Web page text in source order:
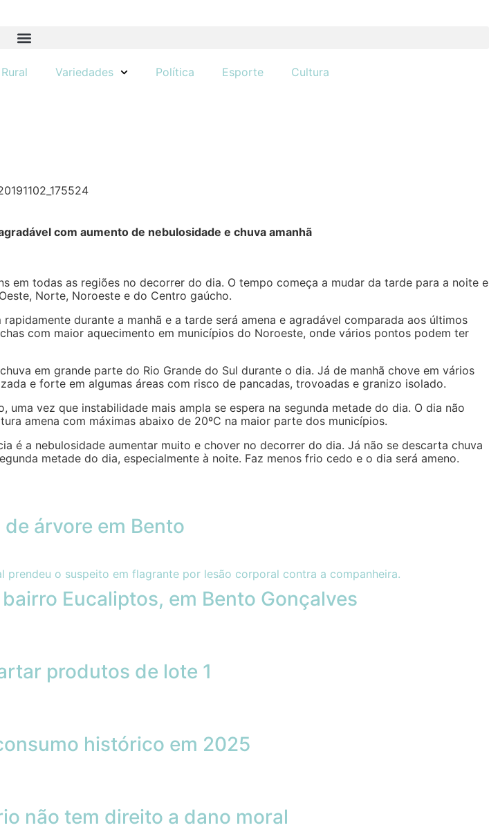
Rural Variedades Política Esporte Cultura
com aumento de nebulosidade e chuva amanhã
em todas as regiões no decorrer do dia. O tempo começa a mudar da tarde para a noite e
Norte, Noroeste e do Centro gaúcho.
durante a manhã e a tarde será amena e agradável comparada aos últimos
com maior aquecimento em municípios do Noroeste, onde vários pontos podem ter
em grande parte do Rio Grande do Sul durante o dia. Já de manhã chove em vários
e forte em algumas áreas com risco de pancadas, trovoadas e granizo isolado.
vez que instabilidade mais ampla se espera na segunda metade do dia. O dia não
amena com máximas abaixo de 20ºC na maior parte dos municípios.
é a nebulosidade aumentar muito e chover no decorrer do dia. Já não se descarta chuva
metade do dia, especialmente à noite. Faz menos frio cedo e o dia será ameno.
árvore em Bento
Eucaliptos, em Bento Gonçalves
produtos de lote 1
histórico em 2025
não tem direito a dano moral